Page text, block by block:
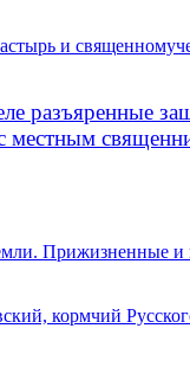
и
разъяренные
с местным
Прижизненные и
кормчий